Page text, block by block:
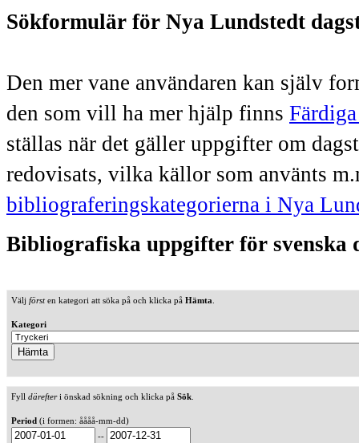
Sökformulär för Nya Lundstedt
Den mer vane användaren kan själv
den som vill ha mer hjälp finns
ställas när det gäller uppgifter om
redovisats, vilka källor som använts
bibliograferingskategorierna i Nya
Bibliografiska uppgifter för svenska
Välj försten kategori att söka på och klicka på Hämta
Kategori
Fyll därefteri önskad sökning och klicka på Sök
Period (i formen: åååå-mm-dd)
--